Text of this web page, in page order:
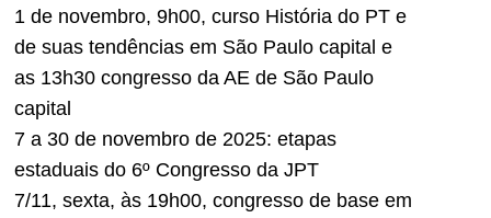
1 de novembro, 9h00, curso História do PT e
de suas tendências em São Paulo capital e
as 13h30 congresso da AE de São Paulo
capital
7 a 30 de novembro de 2025: etapas
estaduais do 6º Congresso da JPT
7/11, sexta, às 19h00, congresso de base em